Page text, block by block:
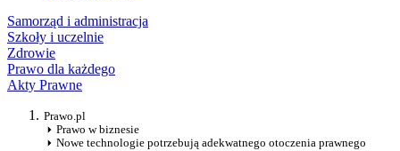
Samorząd i administracja
Szkoły i uczelnie
Zdrowie
Prawo dla każdego
Akty Prawne
Prawo.pl
Prawo w biznesie
Nowe technologie potrzebują adekwatnego otoczenia prawnego